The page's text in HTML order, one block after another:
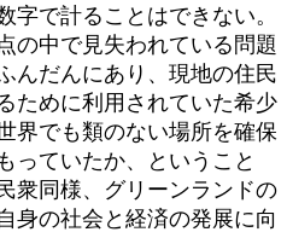
字で計ることはできない。
の中で見失われている問題
んだんにあり、現地の住民
ために利用されていた希少
界でも類のない場所を確保
っていたか、ということ
衆同様、グリーンランドの
身の社会と経済の発展に向